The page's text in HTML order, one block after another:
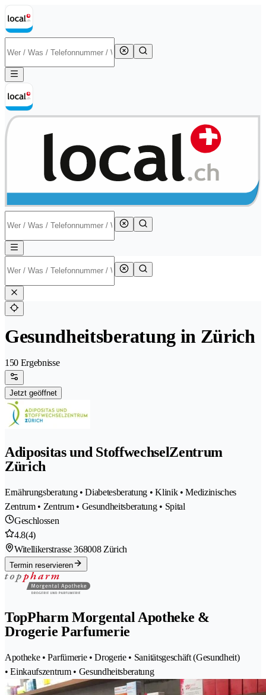
Gesundheitsberatung in Zürich
150 Ergebnisse
Jetzt geöffnet
Adipositas und StoffwechselZentrum
Zürich
Ernährungsberatung • Diabetesberatung • Klinik • Medizinisches
Zentrum • Zentrum • Gesundheitsberatung • Spital
Geschlossen
4.8(4)
Witellikerstrasse 368008 Zürich
Termin reservieren
TopPharm Morgental Apotheke &
Drogerie Parfumerie
Apotheke • Parfümerie • Drogerie • Sanitätsgeschäft (Gesundheit)
• Einkaufszentrum • Gesundheitsberatung